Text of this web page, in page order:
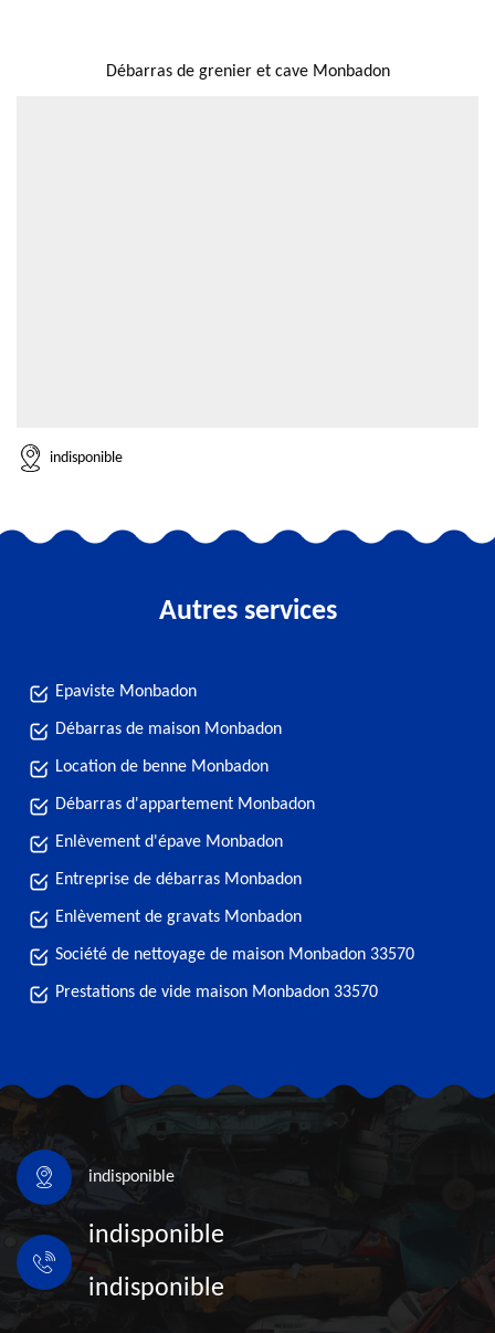
Débarras de grenier et cave Monbadon
indisponible
Autres services
Epaviste Monbadon
Débarras de maison Monbadon
Location de benne Monbadon
Débarras d'appartement Monbadon
Enlèvement d'épave Monbadon
Entreprise de débarras Monbadon
Enlèvement de gravats Monbadon
Société de nettoyage de maison Monbadon 33570
Prestations de vide maison Monbadon 33570
indisponible
indisponible
indisponible